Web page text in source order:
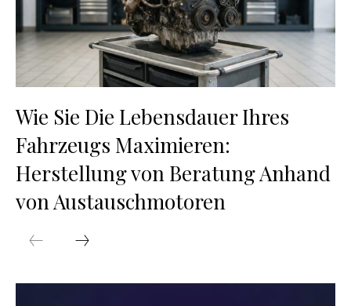
Wie Sie Die Lebensdauer Ihres
Fahrzeugs Maximieren:
Herstellung von Beratung Anhand
von Austauschmotoren